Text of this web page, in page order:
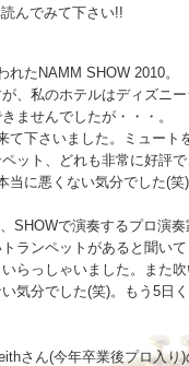
んでみて下さい!!
たNAMM SHOW 2010。
、私のホテルはディズニ
ませんでしたが・・・。
て下さいました。ミュート
ット、どれも非常に好評
当に悪くない気分でした(笑
SHOWで演奏するプロ演
ランペットがあると聞い
らっしゃいました。また
気分でした(笑)。もう5日
さん(今年卒業後プロ入り